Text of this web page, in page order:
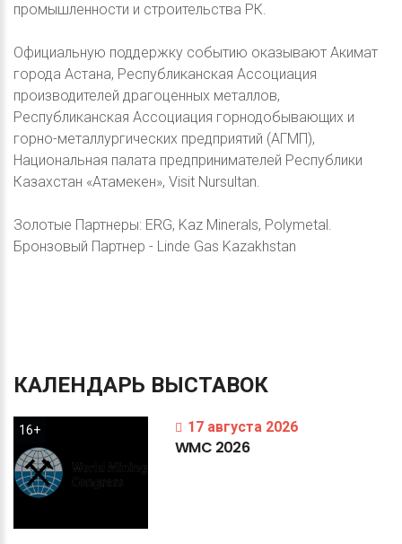
промышленности и строительства РК.
Официальную поддержку событию оказывают Акимат
города Астана, Республиканская Ассоциация
производителей драгоценных металлов,
Республиканская Ассоциация горнодобывающих и
горно-металлургических предприятий (АГМП),
Национальная палата предпринимателей Республики
Казахстан «Атамекен», Visit Nursultan.
Золотые Партнеры: ERG, Kaz Minerals, Polymetal.
Бронзовый Партнер - Linde Gas Kazakhstan
КАЛЕНДАРЬ ВЫСТАВОК
16+ 17 августа 2026
WMC 2026